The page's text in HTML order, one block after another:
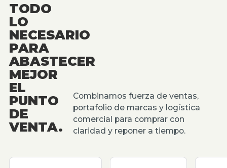
TODO
LO
NECESARIO
PARA
ABASTECER
MEJOR
EL
PUNTO
DE
VENTA.
Combinamos fuerza de ventas,
portafolio de marcas y logística
comercial para comprar con
claridad y reponer a tiempo.